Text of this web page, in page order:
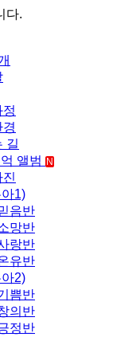
다.
정
길
앨범
N
1)
음반
망반
랑반
유반
2)
쁨반
의반
정반